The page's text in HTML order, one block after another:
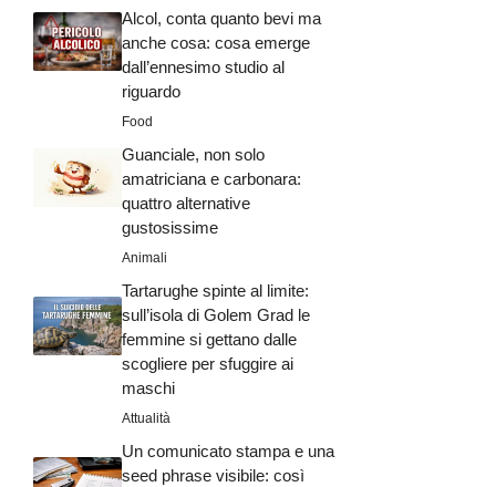
Alcol, conta quanto bevi ma
anche cosa: cosa emerge
dall’ennesimo studio al
riguardo
Food
Guanciale, non solo
amatriciana e carbonara:
quattro alternative
gustosissime
Animali
Tartarughe spinte al limite:
sull’isola di Golem Grad le
femmine si gettano dalle
scogliere per sfuggire ai
maschi
Attualità
Un comunicato stampa e una
seed phrase visibile: così